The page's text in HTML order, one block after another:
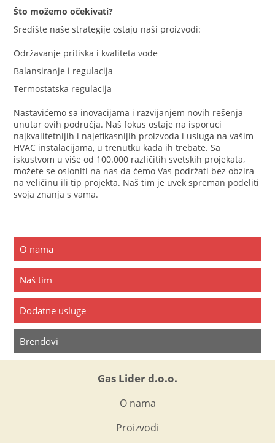
O nama
Naš tim
Dodatne usluge
Brendovi
Što možemo očekivati?
Središte naše strategije ostaju naši proizvodi:
Održavanje pritiska i kvaliteta vode
Balansiranje i regulacija
Termostatska regulacija
Nastavićemo sa inovacijama i razvijanjem novih rešenja
unutar ovih područja. Naš fokus ostaje na isporuci
najkvalitetnijih i najefikasnijih proizvoda i usluga na vašim
HVAC instalacijama, u trenutku kada ih trebate. Sa
iskustvom u više od 100.000 različitih svetskih projekata,
možete se osloniti na nas da ćemo Vas podržati bez obzira
na veličinu ili tip projekta. Naš tim je uvek spreman podeliti
svoja znanja s vama.
Gas Lider d.o.o.
O nama
Proizvodi